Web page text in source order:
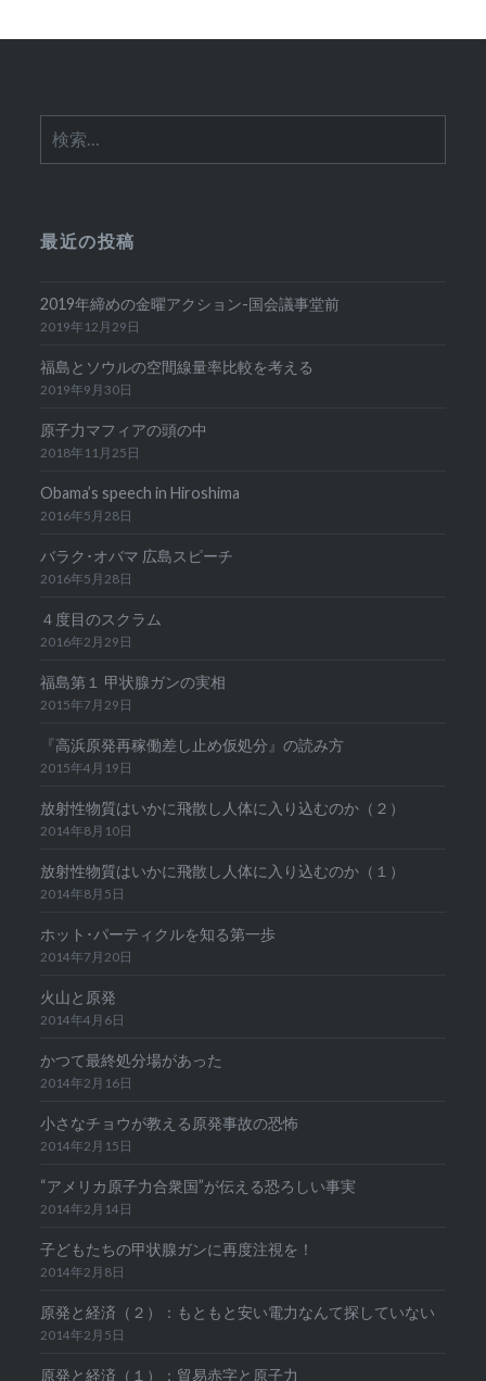
索:
最近の投稿
2019年締めの金曜アクション-国会議事堂前
2019年12月29日
福島とソウルの空間線量率比較を考える
2019年9月30日
原子力マフィアの頭の中
2018年11月25日
Obama’s speech in Hiroshima
2016年5月28日
バラク･オバマ 広島スピーチ
2016年5月28日
４度目のスクラム
2016年2月29日
福島第１ 甲状腺ガンの実相
2015年7月29日
『高浜原発再稼働差し止め仮処分』の読み方
2015年4月19日
放射性物質はいかに飛散し人体に入り込むのか（２）
2014年8月10日
放射性物質はいかに飛散し人体に入り込むのか（１）
2014年8月5日
ホット･パーティクルを知る第一歩
2014年7月20日
火山と原発
2014年4月6日
かつて最終処分場があった
2014年2月16日
小さなチョウが教える原発事故の恐怖
2014年2月15日
“アメリカ原子力合衆国”が伝える恐ろしい事実
2014年2月14日
子どもたちの甲状腺ガンに再度注視を！
2014年2月8日
原発と経済（２）：もともと安い電力なんて探していない
2014年2月5日
原発と経済（１）：貿易赤字と原子力